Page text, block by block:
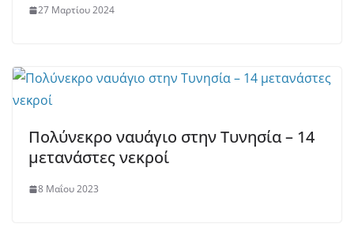
27 Μαρτίου 2024
Πολύνεκρο ναυάγιο στην Τυνησία – 14
μετανάστες νεκροί
8 Μαΐου 2023